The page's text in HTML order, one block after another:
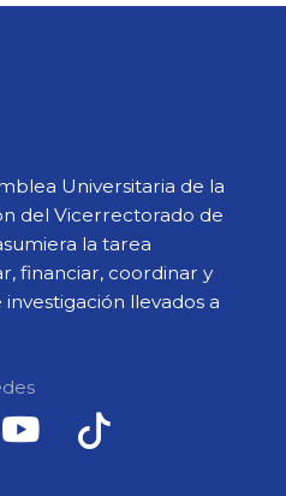
Universitaria de la
del Vicerrectorado de
la tarea
financiar, coordinar y
llevados a